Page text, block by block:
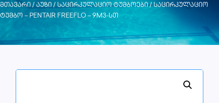
მთავარი / აუზი/ საცირკულაციო ტუმბოები/ საცირკულაციო
ტუმბო – PENTAIR FREEFLO – 9M3-სთ